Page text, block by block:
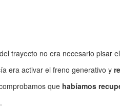
trayecto no era necesario pisar
era activar el freno generativo y
que habíamos
.